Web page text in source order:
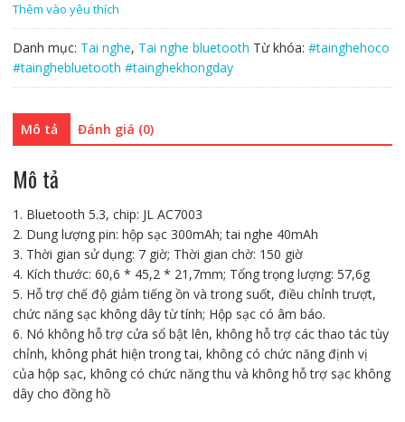
Dây
HOCO
EW63
ANC
New
(
Pin
7
Tiếng)
số
lượng
Thêm vào yêu thích
Danh mục: Tai nghe, Tai nghe bluetooth Từ khóa: #tainghehoco
#tainghebluetooth #tainghekhongday
Mô tả Đánh giá (0)
Mô tả
1. Bluetooth 5.3, chip: JL AC7003
2. Dung lượng pin: hộp sạc 300mAh; tai nghe 40mAh
3. Thời gian sử dụng: 7 giờ; Thời gian chờ: 150 giờ
4. Kích thước: 60,6 * 45,2 * 21,7mm; Tổng trọng lượng: 57,6g
5. Hỗ trợ chế độ giảm tiếng ồn và trong suốt, điều chỉnh trượt,
chức năng sạc không dây từ tính; Hộp sạc có âm báo.
6. Nó không hỗ trợ cửa sổ bật lên, không hỗ trợ các thao tác tùy
chỉnh, không phát hiện trong tai, không có chức năng định vị
của hộp sạc, không có chức năng thu và không hỗ trợ sạc không
dây cho đồng hồ